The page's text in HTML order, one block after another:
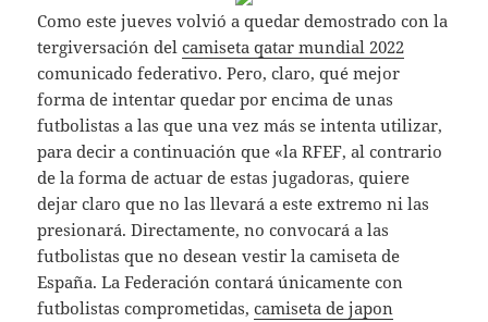
Como este jueves volvió a quedar demostrado con la
tergiversación delcamiseta qatar mundial 2022
comunicado federativo. Pero, claro, qué mejor
forma de intentar quedar por encima de unas
futbolistas a las que una vez más se intenta utilizar,
para decir a continuación que «la RFEF, al contrario
de la forma de actuar de estas jugadoras, quiere
dejar claro que no las llevará a este extremo ni las
presionará. Directamente, no convocará a las
futbolistas que no desean vestir la camiseta de
España. La Federación contará únicamente con
futbolistas comprometidas,camiseta de japon